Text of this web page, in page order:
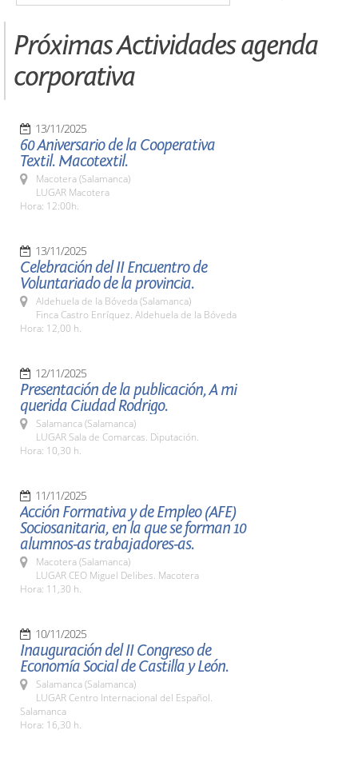
Próximas Actividades agenda
corporativa
13/11/2025
60 Aniversario de la Cooperativa
Textil. Macotextil.
Macotera (Salamanca)
LUGAR Macotera
Hora: 12:00h.
13/11/2025
Celebración del II Encuentro de
Voluntariado de la provincia.
Aldehuela de la Bóveda (Salamanca)
Finca Castro Enríquez. Aldehuela de la Bóveda
Hora: 12,00 h.
12/11/2025
Presentación de la publicación, A mi
querida Ciudad Rodrigo.
Salamanca (Salamanca)
LUGAR Sala de Comarcas. Diputación.
Hora: 10,30 h.
11/11/2025
Acción Formativa y de Empleo (AFE)
Sociosanitaria, en la que se forman 10
alumnos-as trabajadores-as.
Macotera (Salamanca)
LUGAR CEO Miguel Delibes. Macotera
Hora: 11,30 h.
10/11/2025
Inauguración del II Congreso de
Economía Social de Castilla y León.
Salamanca (Salamanca)
LUGAR Centro Internacional del Español.
Salamanca
Hora: 16,30 h.